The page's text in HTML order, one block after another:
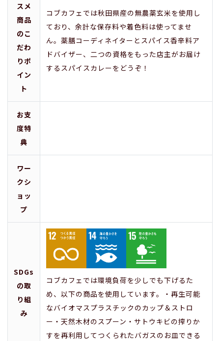
スメ
商品
のこ
だわ
りポ
イン
ト
コブカフェでは秋田県産の無農薬玄米を使用し
ており、余計な保存料や着色料は使ってませ
ん。薬膳コーディネイターとスパイス香辛料ア
ドバイザー、二つの資格をもった店主がお届け
するスパイスカレーをどうぞ！
お支
度特
典
ワー
クシ
ョッ
プ
SDGs
の取
り組
み
コブカフェでは環境負荷を少しでも下げるた
め、以下の商品を使用しています。・再生可能
なバイオマスプラスチックのカップ＆ストロ
ー・天然木材のスプーン・サトウキビの搾りか
すを再利用してつくられたバガスのお皿できる